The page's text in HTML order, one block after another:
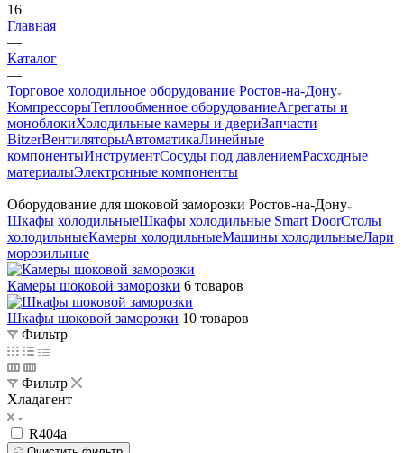
16
Главная
—
Каталог
—
Торговое холодильное оборудование Ростов-на-Дону
КомпрессорыТеплообменное оборудованиеАгрегаты и
моноблокиХолодильные камеры и двериЗапчасти
BitzerВентиляторыАвтоматикаЛинейные
компонентыИнструментСосуды под давлениемРасходные
материалыЭлектронные компоненты
—
Оборудование для шоковой заморозки Ростов-на-Дону
Шкафы холодильныеШкафы холодильные Smart DoorСтолы
холодильныеКамеры холодильныеМашины холодильныеЛари
морозильные
Камеры шоковой заморозки 6 товаров
Шкафы шоковой заморозки 10 товаров
Фильтр
Фильтр
Хладагент
R404a